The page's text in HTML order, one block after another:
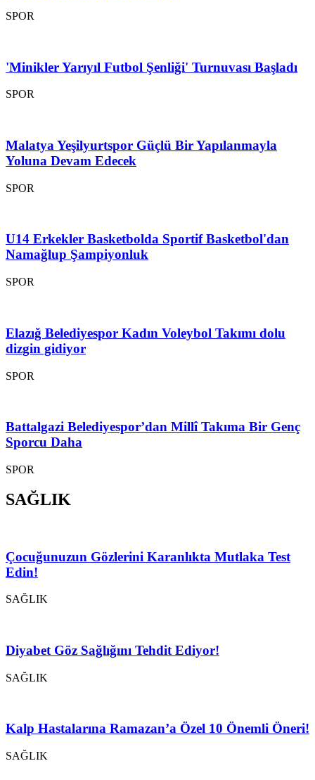
SPOR
'Minikler Yarıyıl Futbol Şenliği' Turnuvası Başladı
SPOR
Malatya Yeşilyurtspor Güçlü Bir Yapılanmayla
Yoluna Devam Edecek
SPOR
U14 Erkekler Basketbolda Sportif Basketbol'dan
Namağlup Şampiyonluk
SPOR
Elazığ Belediyespor Kadın Voleybol Takımı dolu
dizgin gidiyor
SPOR
Battalgazi Belediyespor’dan Millî Takıma Bir Genç
Sporcu Daha
SPOR
SAĞLIK
Çocuğunuzun Gözlerini Karanlıkta Mutlaka Test
Edin!
SAĞLIK
Diyabet Göz Sağlığını Tehdit Ediyor!
SAĞLIK
Kalp Hastalarına Ramazan’a Özel 10 Önemli Öneri!
SAĞLIK